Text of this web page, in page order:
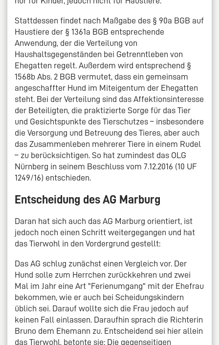
Stattdessen findet nach Maßgabe des § 90a BGB auf
Haustiere der § 1361a BGB entsprechende
Anwendung, der die Verteilung von
Haushaltsgegenständen bei Getrenntleben von
Ehegatten regelt. Außerdem wird entsprechend §
1568b Abs. 2 BGB vermutet, dass ein gemeinsam
angeschaffter Hund im Miteigentum der Ehegatten
steht. Bei der Verteilung sind das Affektionsinteresse
der Beteiligten, die praktizierte Sorge für das Tier
und Gesichtspunkte des Tierschutzes – insbesondere
die Versorgung und Betreuung des Tieres, aber auch
das Zusammenleben mehrerer Tiere in einem Rudel
– zu berücksichtigen. So hat zumindest das OLG
Nürnberg in seinem Beschluss vom 7.12.2016 (10 UF
1249/16) entschieden.
Entscheidung des AG Marburg
Daran hat sich auch das AG Marburg orientiert, ist
jedoch noch einen Schritt weitergegangen und hat
das Tierwohl in den Vordergrund gestellt:
Das AG schlug zunächst einen Vergleich vor. Der
Hund solle zum Herrchen zurückkehren und zwei
Mal im Jahr eine Art "Ferienumgang" mit der Ehefrau
bekommen, wie er auch bei Scheidungskindern
üblich sei. Darauf wollte sich die Frau jedoch auf
keinen Fall einlassen. Daraufhin sprach die Richterin
Bruno dem Ehemann zu. Entscheidend sei hier allein
das Tierwohl, betonte sie: Die gegenseitigen